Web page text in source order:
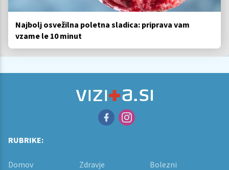
Najbolj osvežilna poletna sladica: priprava vam
vzame le 10 minut
RUBRIKE:
Domov Zdravje
Bolezni